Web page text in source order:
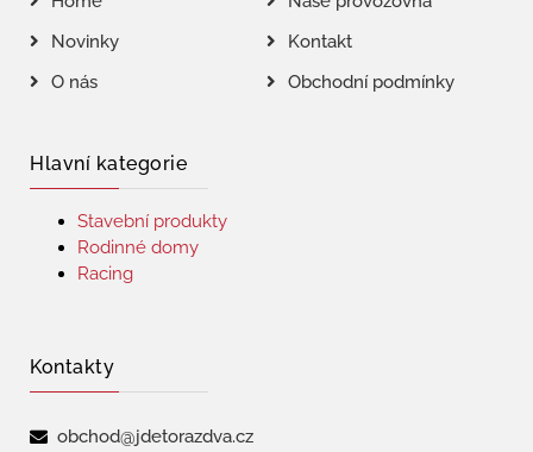
Novinky
Kontakt
O nás
Obchodní podmínky
Hlavní kategorie
Stavební produkty
Rodinné domy
Racing
Kontakty
obchod@jdetorazdva.cz